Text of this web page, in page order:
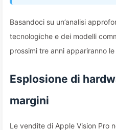
Basandoci su un’analisi
tecnologiche e dei modelli
prossimi tre anni appariranno
Esplosione di
margini
Le vendite di Apple Vision Pro